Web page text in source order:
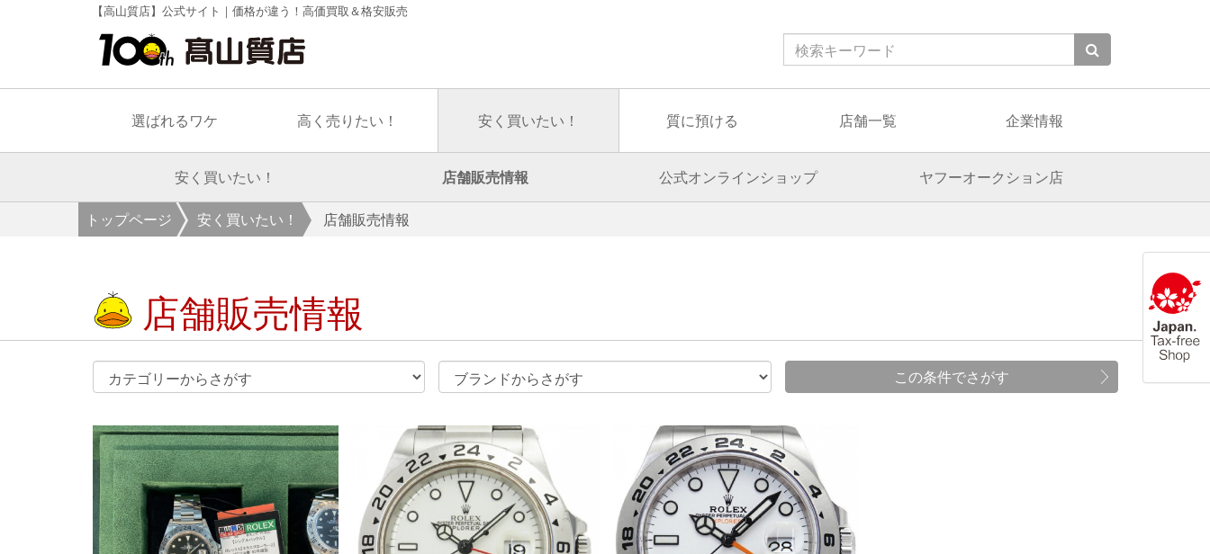
【高山質店】公式サイト｜価格が違う！高価買取＆格安販売
選ばれるワケ 高く売りたい！ 安く買いたい！ 質に預ける 店舗一覧 企業情報
安く買いたい！ 店舗販売情報 公式オンラインショップ ヤフーオークション店
トップページ 安く買いたい！ 店舗販売情報
店舗販売情報
この条件でさがす